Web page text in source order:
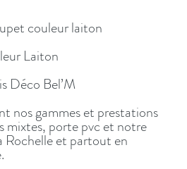
couleur laiton
Laiton
Déco Bel’M
nos gammes et prestations
mixtes, porte pvc et notre
Rochelle et partout en